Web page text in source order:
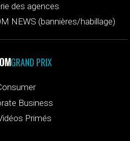
des agences
NEWS (bannières/habillage)
GRAND PRIX
Business
Primés